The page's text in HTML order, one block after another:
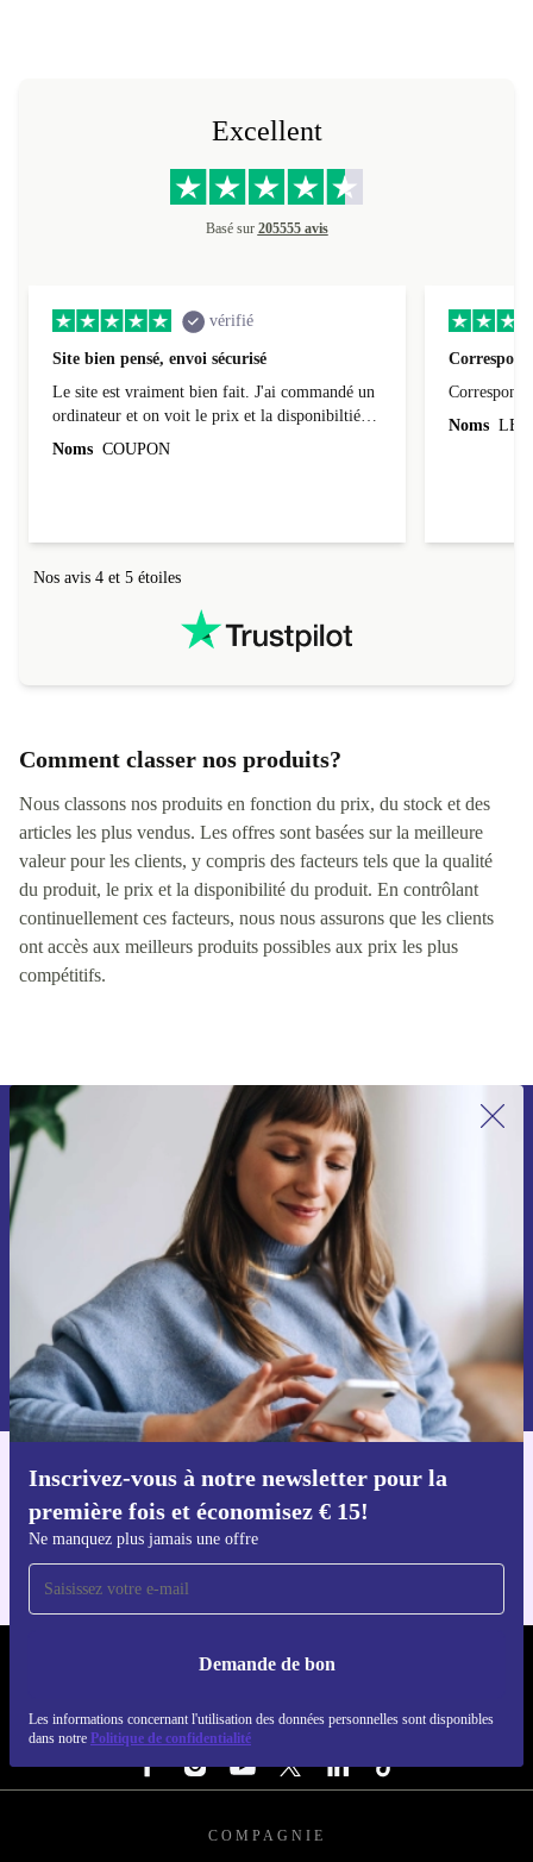
Excellent
Basé sur 205555 avis
vérifié
Site bien pensé, envoi sécurisé
Le site est vraiment bien fait. J'ai commandé un
ordinateur et on voit le prix et la disponibiltié
évoluer au fil des caractéristiques choisies.
Noms COUPON
Correspond
Noms LEO
Nos avis 4 et 5 étoiles
Comment classer nos produits?
Nous classons nos produits en fonction du prix, du stock et des
articles les plus vendus. Les offres sont basées sur la meilleure
valeur pour les clients, y compris des facteurs tels que la qualité
du produit, le prix et la disponibilité du produit. En contrôlant
continuellement ces facteurs, nous nous assurons que les clients
ont accès aux meilleurs produits possibles aux prix les plus
compétitifs.
Inscrivez-vous à notre newsletter pour la
première fois et économisez € 15!
Ne manquez plus jamais une offre
Demande de bon
Les informations concernant l'utilisation des données personnelles sont disponibles
dans notre Politique de confidentialité
Inscrivez-vous à notre newsletter pour
la première fois et économisez 15 € !
Ne manquez plus aucune offre.
Voucher aanvragen
Retrouvez les informations sur l'utilisation des données personnelles
dans notre
politique de confidentialité.
Téléchargez l'application refurbed
Pour iOS et Android
REFURBED BELGIQUE - RETHINK NEW.
SUIVEZ-NOUS
COMPAGNIE